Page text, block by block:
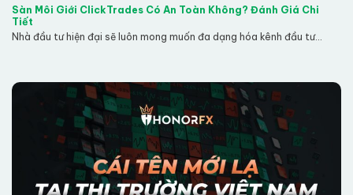
Sàn Môi Giới ClickTrades Có An Toàn Không? Đánh Giá Chi
Tiết
Nhà đầu tư hiện đại sẽ luôn mong muốn đa dạng hóa kênh đầu tư...